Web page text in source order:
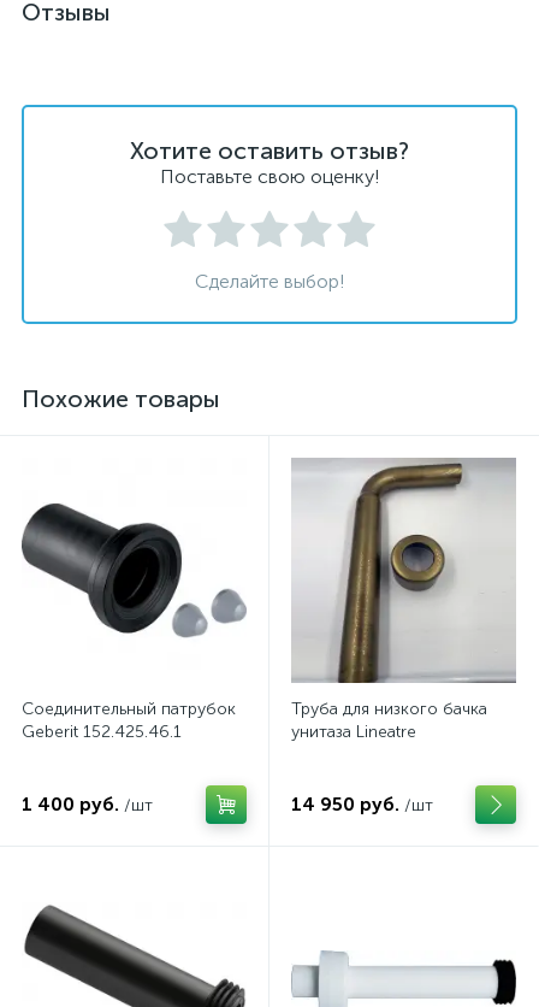
Отзывы
Хотите оставить отзыв?
Поставьте свою оценку!
Сделайте выбор!
Похожие товары
Соединительный патрубок
Geberit 152.425.46.1
1 400 руб. /шт
Труба для низкого бачка
унитаза Lineatre
14 950 руб. /шт